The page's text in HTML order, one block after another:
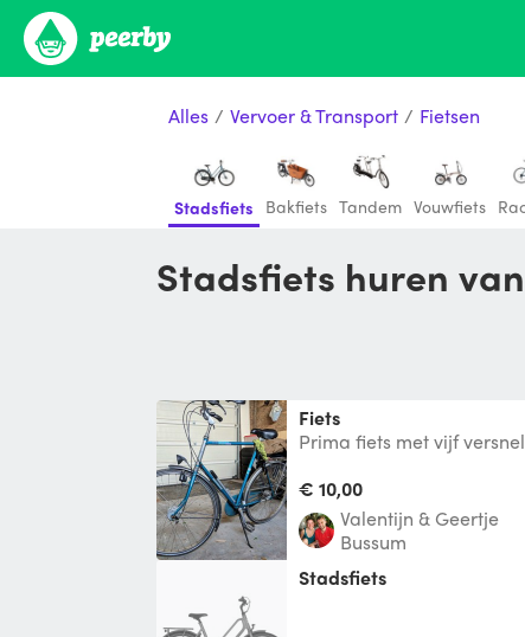
Alles / Vervoer & Transport / Fietsen
Stadsfiets Bakfiets Tandem Vouwfiets
Stadsfiets huren
Fiets
Prima fiets met vijf
€ 10,00
Valentijn & Geertje
Bussum
Stadsfiets